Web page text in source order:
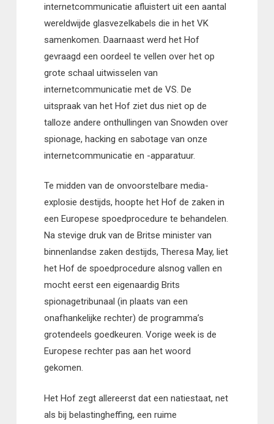
internetcommunicatie afluistert uit een aantal
wereldwijde glasvezelkabels die in het VK
samenkomen. Daarnaast werd het Hof
gevraagd een oordeel te vellen over het op
grote schaal uitwisselen van
internetcommunicatie met de VS. De
uitspraak van het Hof ziet dus niet op de
talloze andere onthullingen van Snowden over
spionage, hacking en sabotage van onze
internetcommunicatie en -apparatuur.
Te midden van de onvoorstelbare media-
explosie destijds, hoopte het Hof de zaken in
een Europese spoedprocedure te behandelen.
Na stevige druk van de Britse minister van
binnenlandse zaken destijds, Theresa May, liet
het Hof de spoedprocedure alsnog vallen en
mocht eerst een eigenaardig Brits
spionagetribunaal (in plaats van een
onafhankelijke rechter) de programma’s
grotendeels goedkeuren. Vorige week is de
Europese rechter pas aan het woord
gekomen.
Het Hof zegt allereerst dat een natiestaat, net
als bij belastingheffing, een ruime